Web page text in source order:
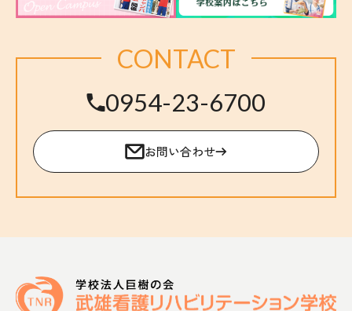
CONTACT
0954-23-6700
お問い合わせ